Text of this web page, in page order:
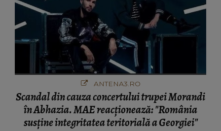
ANTENA3.RO
Scandal din cauza concertului trupei Morandi
în Abhazia. MAE reacționează: "România
susține integritatea teritorială a Georgiei"